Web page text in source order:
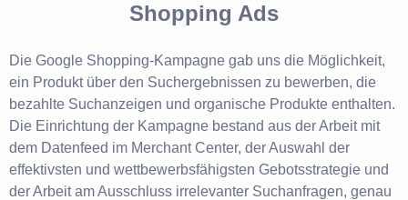
Shopping Ads
Die Google Shopping-Kampagne gab uns die Möglichkeit,
ein Produkt über den Suchergebnissen zu bewerben, die
bezahlte Suchanzeigen und organische Produkte enthalten.
Die Einrichtung der Kampagne bestand aus der Arbeit mit
dem Datenfeed im Merchant Center, der Auswahl der
effektivsten und wettbewerbsfähigsten Gebotsstrategie und
der Arbeit am Ausschluss irrelevanter Suchanfragen, genau